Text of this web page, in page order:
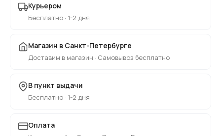
Курьером
Бесплатно · 1-2 дня
Магазин в Санкт-Петербурге
Доставим в магазин · Самовывоз бесплатно
В пункт выдачи
Бесплатно · 1-2 дня
Оплата